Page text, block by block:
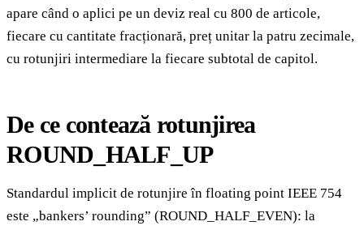
apare când o aplici pe un deviz real cu 800 de articole,
fiecare cu cantitate fracționară, preț unitar la patru zecimale,
cu rotunjiri intermediare la fiecare subtotal de capitol.
De ce contează rotunjirea
ROUND_HALF_UP
Standardul implicit de rotunjire în floating point IEEE 754
este „bankers’ rounding” (ROUND_HALF_EVEN): la